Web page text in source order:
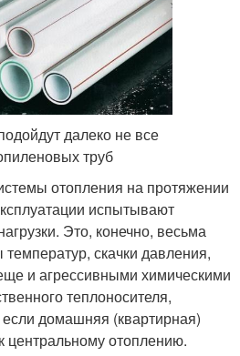
далеко не все
труб
отопления на протяжении
испытывают
Это, конечно, весьма
скачки давления,
и агрессивными химическими
теплоносителя,
домашняя (квартирная)
центральному отоплению.